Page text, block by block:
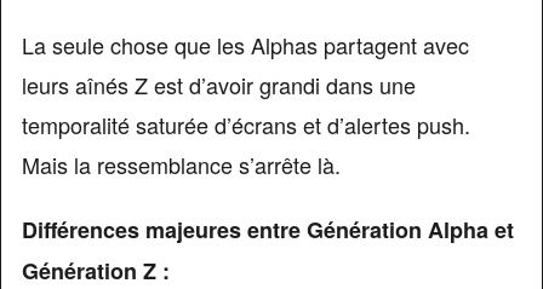
La seule chose que les Alphas partagent avec
leurs aînés Z est d’avoir grandi dans une
temporalité saturée d’écrans et d’alertes push.
Mais la ressemblance s’arrête là.
Différences majeures entre Génération Alpha et
Génération Z :